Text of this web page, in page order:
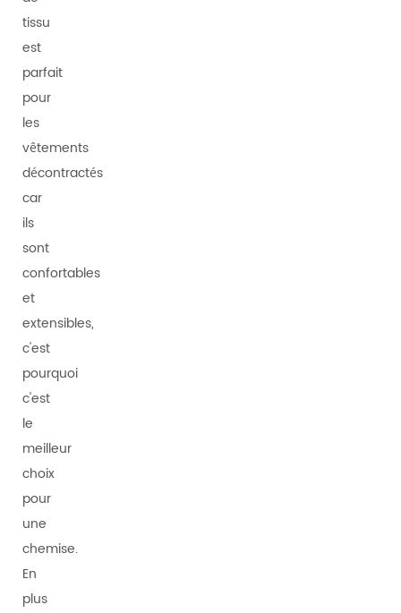
tissu
est
parfait
pour
les
vêtements
décontractés
car
ils
sont
confortables
et
extensibles,
c'est
pourquoi
c'est
le
meilleur
choix
pour
une
chemise.
En
plus